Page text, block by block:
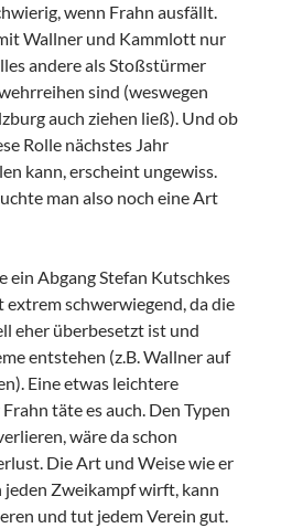
wenn Frahn ausfällt.
Wallner und Kammlott nur
andere als Stoßstürmer
sind (weswegen
auch ziehen ließ). Und ob
Rolle nächstes Jahr
kann, erscheint ungewiss.
man also noch eine Art
ein Abgang Stefan Kutschkes
extrem schwerwiegend, da die
eher überbesetzt ist und
entstehen (z.B. Wallner auf
Eine etwas leichtere
täte es auch. Den Typen
wäre da schon
Die Art und Weise wie er
jeden Zweikampf wirft, kann
und tut jedem Verein gut.